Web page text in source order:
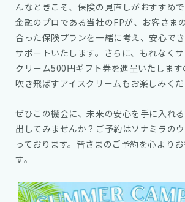
んなときこそ、保険の見直しがおすすめで
金融のプロである当社のFPが、お客さま
合った保険プランを一緒に考え、安心で
サポートいたします。さらに、もれなく
クリーム500円ギフト券を進呈いたしま
吹き飛ばすアイスクリームもお楽しみくだ
ぜひこの機会に、未来の安心を手に入れ
出してみませんか？ご予約はソナミラの
っております。皆さまのご予約を心より
す。